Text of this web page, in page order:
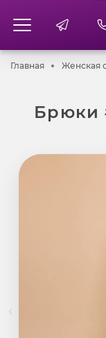
ГлавнаяГлавнаяЖенская
Брюки